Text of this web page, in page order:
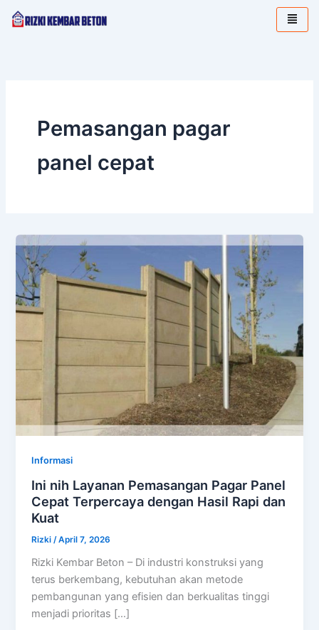
Lewati
Pemasangan pagar
panel cepat
Informasi
Ini nih Layanan Pemasangan Pagar Panel
Cepat Terpercaya dengan Hasil Rapi dan
Kuat
Rizki /April 7, 2026
Rizki Kembar Beton – Di industri konstruksi yang
terus berkembang, kebutuhan akan metode
pembangunan yang efisien dan berkualitas tinggi
menjadi prioritas […]